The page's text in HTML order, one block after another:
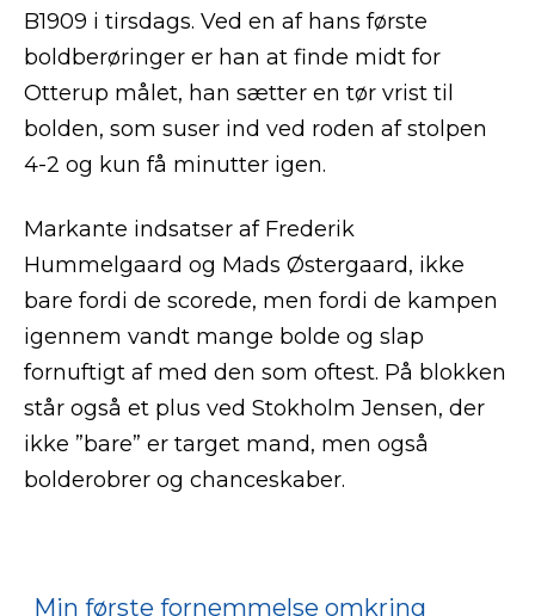
B1909 i tirsdags. Ved en af hans første
boldberøringer er han at finde midt for
Otterup målet, han sætter en tør vrist til
bolden, som suser ind ved roden af stolpen
4-2 og kun få minutter igen.
Markante indsatser af Frederik
Hummelgaard og Mads Østergaard, ikke
bare fordi de scorede, men fordi de kampen
igennem vandt mange bolde og slap
fornuftigt af med den som oftest. På blokken
står også et plus ved Stokholm Jensen, der
ikke ”bare” er target mand, men også
bolderobrer og chanceskaber.
Min første fornemmelse omkring